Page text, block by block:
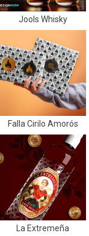
Jools Whisky
Falla Cirilo Amorós
La Extremeña